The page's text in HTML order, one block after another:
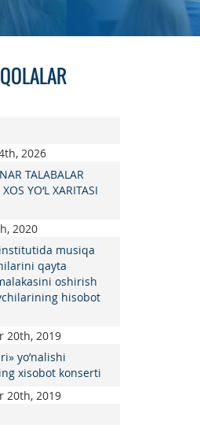
2026
TALABALAR
YO‘L XARITASI
2020
musiqa
qayta
oshirish
hisobot
20th, 2019
yo’nalishi
xisobot konserti
20th, 2019